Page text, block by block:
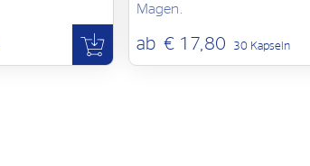
Magen.
ab € 17,80 30 Kapseln